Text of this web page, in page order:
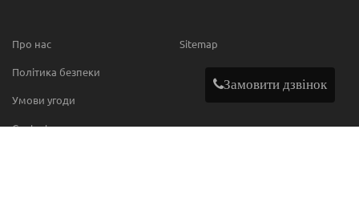
Про нас
Політика безпеки
Умови угоди
Contact
Sitemap
Замовити дзвінок